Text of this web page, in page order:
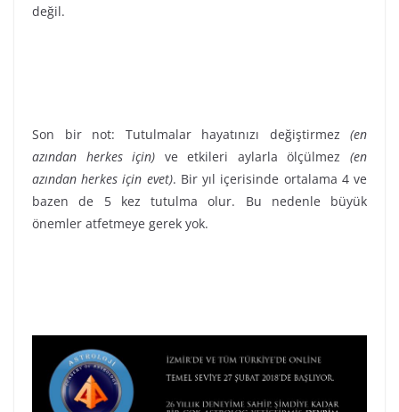
değil.
Son bir not: Tutulmalar hayatınızı değiştirmez (en
azından herkes için) ve etkileri aylarla ölçülmez(en
azından herkes için evet). Bir yıl içerisinde ortalama 4 ve
bazen de 5 kez tutulma olur. Bu nedenle büyük
önemler atfetmeye gerek yok.